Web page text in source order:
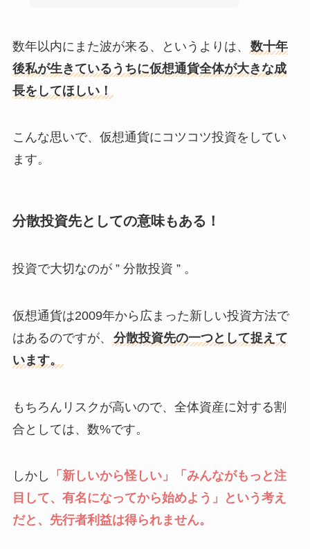
数年以内にまた波が来る、というよりは、
数十年
後私が生きているうちに仮想通貨全体が大きな成
長をしてほしい！
こんな思いで、仮想通貨にコツコツ投資をしてい
ます。
分散投資先としての意味もある！
投資で大切なのが ” 分散投資 ” 。
仮想通貨は2009年から広まった新しい投資方法で
はあるのですが、
分散投資先の一つとして捉えて
います。
もちろんリスクが高いので、全体資産に対する割
合としては、数%です。
しかし
「新しいから怪しい」「みんながもっと注
目して、有名になってから始めよう」という考え
だと、先行者利益は得られません。